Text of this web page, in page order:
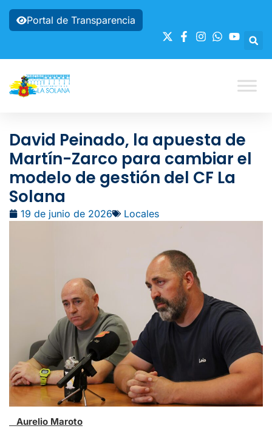
Portal de Transparencia
David Peinado, la apuesta de
Martín-Zarco para cambiar el
modelo de gestión del CF La
Solana
19 de junio de 2026 Locales
Aurelio Maroto